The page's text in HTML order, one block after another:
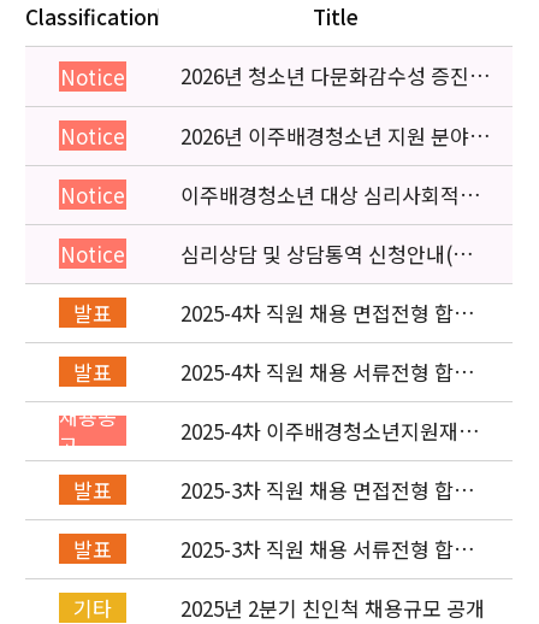
Classification Title
Notice
2026년 청소년 다문화감수성 증진
프로그램 「다가감」신청기관 안내
Notice
2026년 이주배경청소년 지원 분야
종사자 역량강화 교육 일정 안내
Notice
이주배경청소년 대상 심리사회적응
검사 연수동영상 개편 안내
Notice
심리상담 및 상담통역 신청안내(의뢰
서첨부)
발표
2025-4차 직원 채용 면접전형 합격
자 및 적격심사 안내
발표
2025-4차 직원 채용 서류전형 합격
자 발표 및 면접전형 안내
채용공
고
2025-4차 이주배경청소년지원재단
직원(사업운영부) 채용공고 (~8/4)
발표
2025-3차 직원 채용 면접전형 합격
자 발표 및 적격심사 안내
발표
2025-3차 직원 채용 서류전형 합격
자 발표 및 면접전형 안내
기타
2025년 2분기 친인척 채용규모 공개